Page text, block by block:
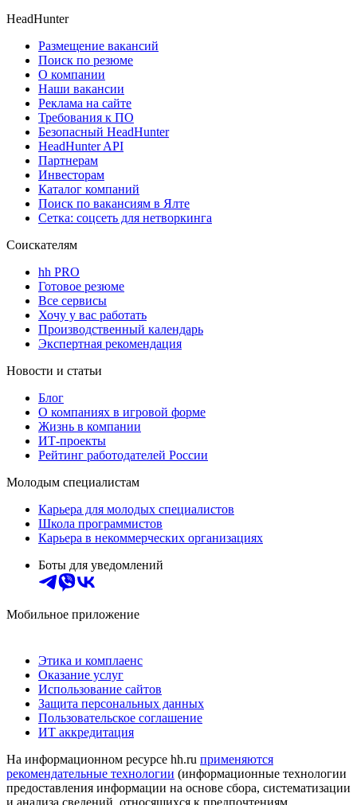
HeadHunter
Размещение вакансий
Поиск по резюме
О компании
Наши вакансии
Реклама на сайте
Требования к ПО
Безопасный HeadHunter
HeadHunter API
Партнерам
Инвесторам
Каталог компаний
Поиск по вакансиям в Ялте
Сетка: соцсеть для нетворкинга
Соискателям
hh PRO
Готовое резюме
Все сервисы
Хочу у вас работать
Производственный календарь
Экспертная рекомендация
Новости и статьи
Блог
О компаниях в игровой форме
Жизнь в компании
ИТ-проекты
Рейтинг работодателей России
Молодым специалистам
Карьера для молодых специалистов
Школа программистов
Карьера в некоммерческих организациях
Боты для уведомлений
Мобильное приложение
Этика и комплаенс
Оказание услуг
Использование сайтов
Защита персональных данных
Пользовательское соглашение
ИТ аккредитация
На информационном ресурсе hh.ru применяются
рекомендательные технологии (информационные технологии
предоставления информации на основе сбора, систематизации
и анализа сведений, относящихся к предпочтениям